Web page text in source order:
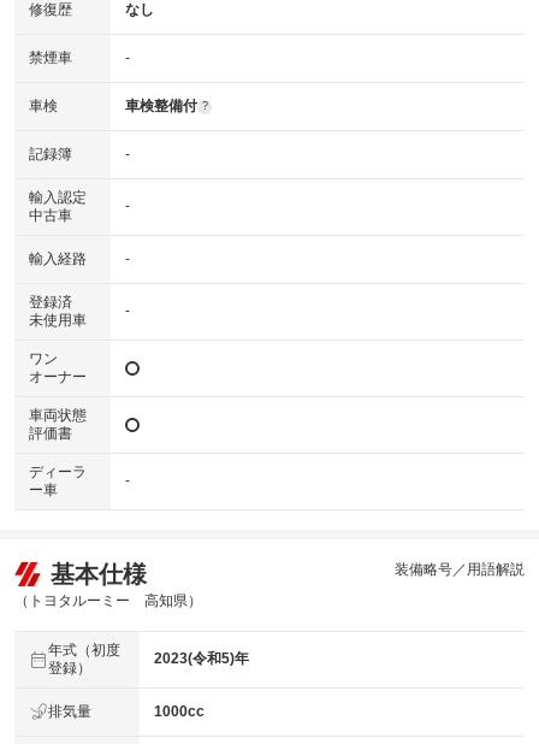
修復歴 なし
禁煙車 -
車検 車検整備付 ?
記録簿 -
輸入認定
中古車
-
輸入経路 -
登録済
未使用車
-
ワン
オーナー
車両状態
評価書
ディーラ
ー車
-
基本仕様
（トヨタルーミー 高知県）
装備略号／用語解説
年式（初度
登録）
2023(令和5)年
排気量 1000cc